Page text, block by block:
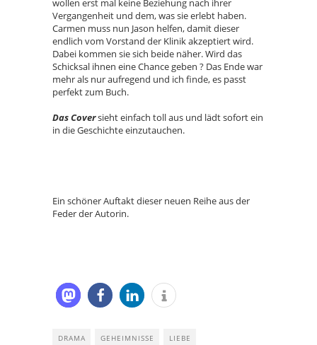
wollen erst mal keine Beziehung nach ihrer
Vergangenheit und dem, was sie erlebt haben.
Carmen muss nun Jason helfen, damit dieser
endlich vom Vorstand der Klinik akzeptiert wird.
Dabei kommen sie sich beide näher. Wird das
Schicksal ihnen eine Chance geben ? Das Ende war
mehr als nur aufregend und ich finde, es passt
perfekt zum Buch.
Das Coversieht einfach toll aus und lädt sofort ein
in die Geschichte einzutauchen.
Ein schöner Auftakt dieser neuen Reihe aus der
Feder der Autorin.
DRAMA GEHEIMNISSE LIEBE